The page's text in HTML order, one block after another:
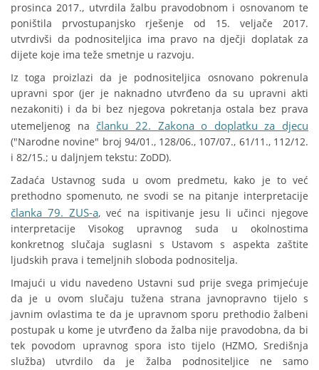
prosinca 2017., utvrdila žalbu pravodobnom i osnovanom te
poništila prvostupanjsko rješenje od 15. veljače 2017.
utvrdivši da podnositeljica ima pravo na dječji doplatak za
dijete koje ima teže smetnje u razvoju.
Iz toga proizlazi da je podnositeljica osnovano pokrenula
upravni spor (jer je naknadno utvrđeno da su upravni akti
nezakoniti) i da bi bez njegova pokretanja ostala bez prava
utemeljenog na članku 22. Zakona o doplatku za djecu
("Narodne novine" broj 94/01., 128/06., 107/07., 61/11., 112/12.
i 82/15.; u daljnjem tekstu: ZoDD).
Zadaća Ustavnog suda u ovom predmetu, kako je to već
prethodno spomenuto, ne svodi se na pitanje interpretacije
članka 79. ZUS-a, već na ispitivanje jesu li učinci njegove
interpretacije Visokog upravnog suda u okolnostima
konkretnog slučaja suglasni s Ustavom s aspekta zaštite
ljudskih prava i temeljnih sloboda podnositelja.
Imajući u vidu navedeno Ustavni sud prije svega primjećuje
da je u ovom slučaju tužena strana javnopravno tijelo s
javnim ovlastima te da je upravnom sporu prethodio žalbeni
postupak u kome je utvrđeno da žalba nije pravodobna, da bi
tek povodom upravnog spora isto tijelo (HZMO, Središnja
služba) utvrdilo da je žalba podnositeljice ne samo